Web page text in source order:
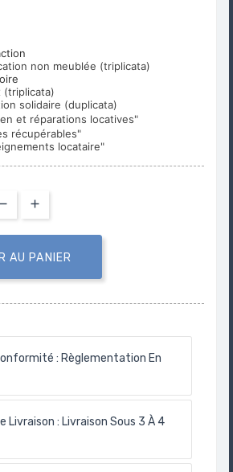
non meublée (triplicata)
(triplicata)
solidaire (duplicata)
et réparations locatives"
récupérables"
locataire"
AU PANIER
: Règlementation En
Livraison : Livraison Sous 3 À 4